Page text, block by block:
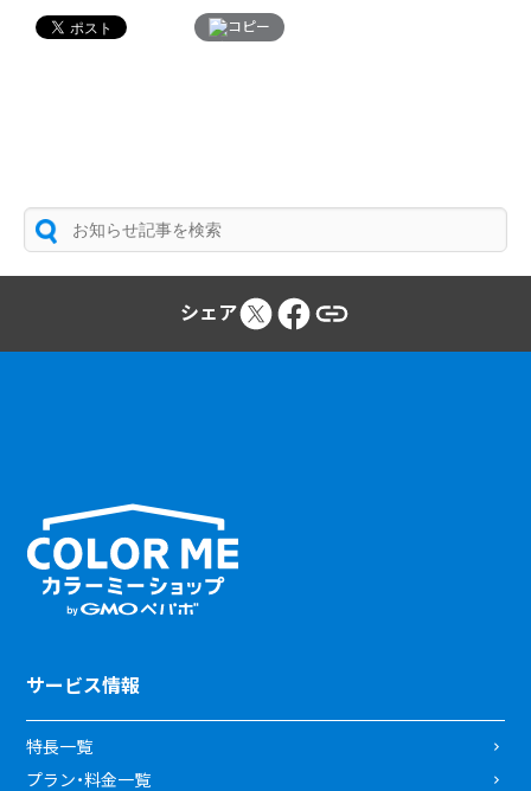
コピー
シェア
サービス情報
特長一覧
プラン・料金一覧